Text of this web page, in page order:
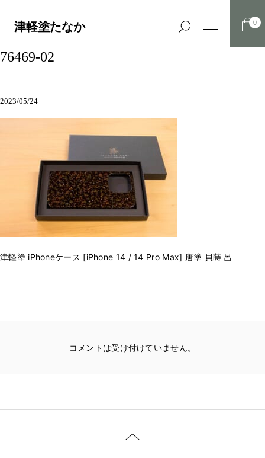
津軽塗たなか 0
76469-02
2023/05/24
津軽塗 iPhoneケース [iPhone 14 / 14 Pro Max] 唐塗 貝蒔 呂
コメントは受け付けていません。